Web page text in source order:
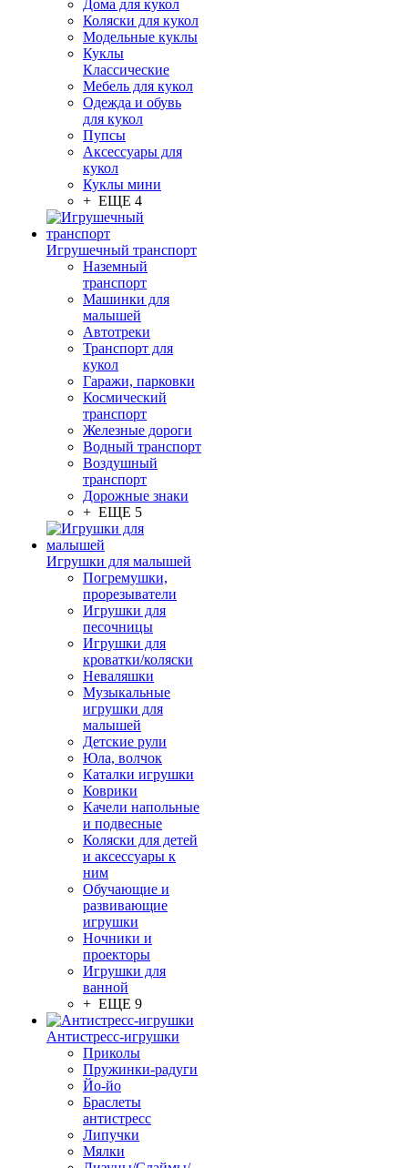
Дома для кукол
Коляски для кукол
Модельные куклы
Куклы
Классические
Мебель для кукол
Одежда и обувь
для кукол
Пупсы
Аксессуары для
кукол
Куклы мини
+ ЕЩЕ 4
Игрушечный транспорт
Наземный
транспорт
Машинки для
малышей
Автотреки
Транспорт для
кукол
Гаражи, парковки
Космический
транспорт
Железные дороги
Водный транспорт
Воздушный
транспорт
Дорожные знаки
+ ЕЩЕ 5
Игрушки для малышей
Погремушки,
прорезыватели
Игрушки для
песочницы
Игрушки для
кроватки/коляски
Неваляшки
Музыкальные
игрушки для
малышей
Детские рули
Юла, волчок
Каталки игрушки
Коврики
Качели напольные
и подвесные
Коляски для детей
и аксессуары к
ним
Обучающие и
развивающие
игрушки
Ночники и
проекторы
Игрушки для
ванной
+ ЕЩЕ 9
Антистресс-игрушки
Приколы
Пружинки-радуги
Йо-йо
Браслеты
антистресс
Липучки
Мялки